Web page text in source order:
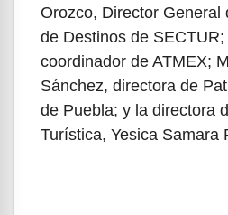
Orozco, Director General
de Destinos de
coordinador de ATMEX;
Sánchez, directora de
de Puebla; y la directora
Turística, Yesica Samara